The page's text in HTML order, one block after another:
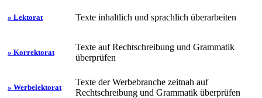
» Lektorat Texte inhaltlich und sprachlich überarbeiten
» Korrektorat
Texte auf Rechtschreibung und Grammatik
überprüfen
» Werbelektorat
Texte der Werbebranche zeitnah auf
Rechtschreibung und Grammatik überprüfen